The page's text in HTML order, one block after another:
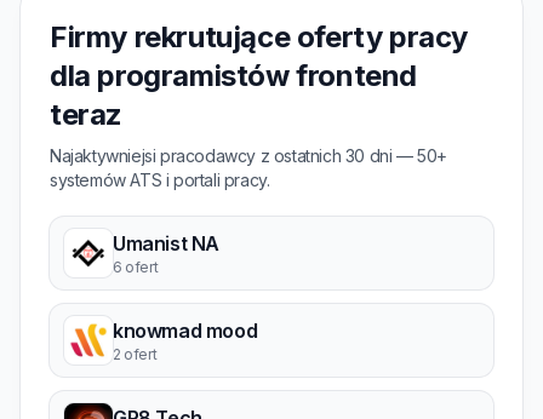
Firmy rekrutujące oferty pracy
dla programistów frontend
teraz
Najaktywniejsi pracodawcy z ostatnich 30 dni — 50+
systemów ATS i portali pracy.
Umanist NA
6 ofert
knowmad mood
2 ofert